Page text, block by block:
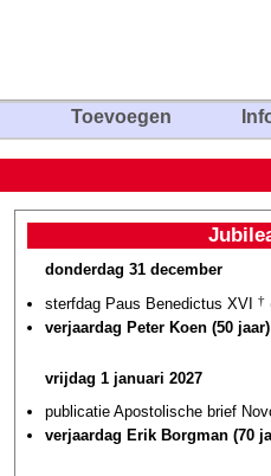
Toevoegen
donderdag 31 december
sterfdag Paus Benedictus XVI †
verjaardag Peter Koen (50 jaar)
vrijdag 1 januari 2027
publicatie Apostolische brief
verjaardag Erik Borgman (70